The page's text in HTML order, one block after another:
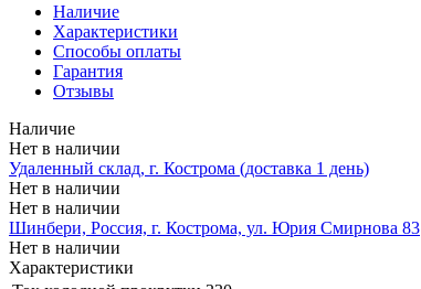
Наличие
Характеристики
Способы оплаты
Гарантия
Отзывы
Наличие
Нет в наличии
Удаленный склад, г. Кострома (доставка 1 день)
Нет в наличии
Нет в наличии
Шинбери, Россия, г. Кострома, ул. Юрия Смирнова 83
Нет в наличии
Характеристики